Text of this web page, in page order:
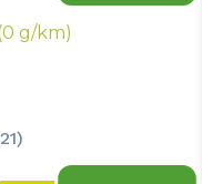
g/km)